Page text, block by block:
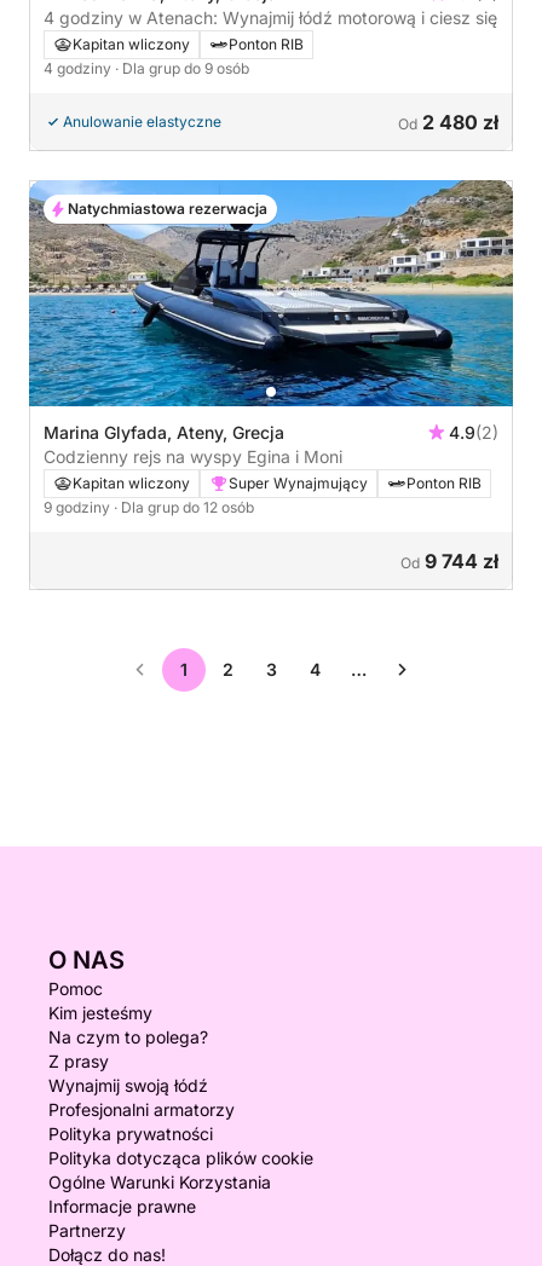
4 godziny w Atenach: Wynajmij łódź motorową i ciesz się
Kapitan wliczony
Ponton RIB
4 godziny · Dla grup do 9 osób
Anulowanie elastyczne Od 2 480 zł
Marina Glyfada, Ateny, Grecja 4.9(2)
Codzienny rejs na wyspy Egina i Moni
Kapitan wliczony Super Wynajmujący
Ponton RIB
9 godziny · Dla grup do 12 osób
Od 9 744 zł
Natychmiastowa rezerwacja
1 2 3 4 …
O NAS
Pomoc
Kim jesteśmy
Na czym to polega?
Z prasy
Wynajmij swoją łódź
Profesjonalni armatorzy
Polityka prywatności
Polityka dotycząca plików cookie
Ogólne Warunki Korzystania
Informacje prawne
Partnerzy
Dołącz do nas!